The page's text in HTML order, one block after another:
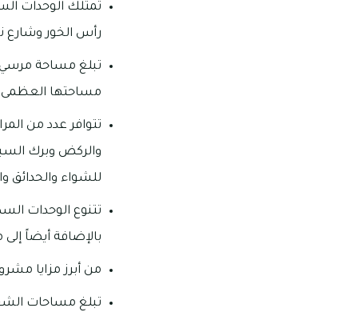
تمتلك الوحدات
رأس الخور وشارع
مساحتها العظمى
تتوافر عدد من
والركض وبرك
للشواء والحدائق
بالإضافة أيضاً إلى
من أبرز مزايا